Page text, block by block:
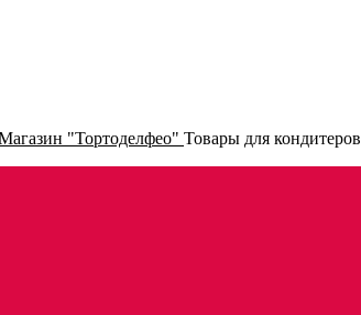
Товары для кондитеров